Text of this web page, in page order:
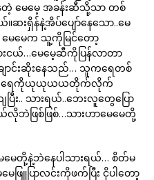
တဲ့ မေမေ့ အခန်းဆီသို့သာ တစ်
။ဆးရှိန်နဲ့အိပ်ပျော်နေသော..မေ
ေမေက သူ့ကိုမြင်တော့
ငယ်…မေမေ့ဆီကိုပြန်လာတာ
ာင်းဆိုးနေသည်… သူကရေတစ်
း ရေကိုယုယုယယတိုက်လိုက်
း.. သားရယ်..ဘေးလူတွေပြော
ဘဲဖြစ်ဖြစ်…သားဟာမေမေတို့
ေတို့နဲ့ဘဲနေပါသားရယ်… စိတ်မ
ဖြူပြာလင်းကိုဖက်ပြီး ငိုပါတော့